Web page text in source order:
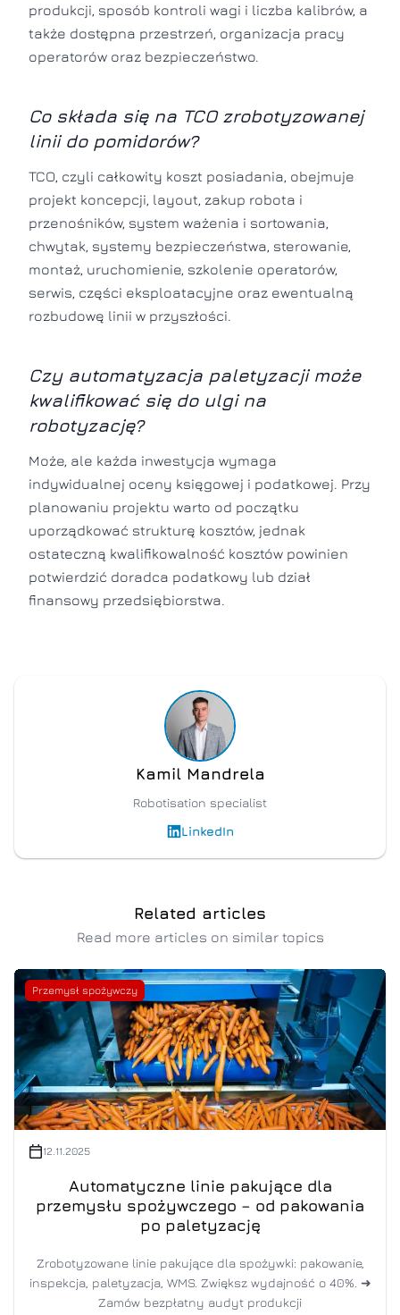
produkcji, sposób kontroli wagi i liczba kalibrów, a
także dostępna przestrzeń, organizacja pracy
operatorów oraz bezpieczeństwo.
Co składa się na TCO zrobotyzowanej
linii do pomidorów?
TCO, czyli całkowity koszt posiadania, obejmuje
projekt koncepcji, layout, zakup robota i
przenośników, system ważenia i sortowania,
chwytak, systemy bezpieczeństwa, sterowanie,
montaż, uruchomienie, szkolenie operatorów,
serwis, części eksploatacyjne oraz ewentualną
rozbudowę linii w przyszłości.
Czy automatyzacja paletyzacji może
kwalifikować się do ulgi na
robotyzację?
Może, ale każda inwestycja wymaga
indywidualnej oceny księgowej i podatkowej. Przy
planowaniu projektu warto od początku
uporządkować strukturę kosztów, jednak
ostateczną kwalifikowalność kosztów powinien
potwierdzić doradca podatkowy lub dział
finansowy przedsiębiorstwa.
Kamil Mandrela
Robotisation specialist
LinkedIn
Related articles
Read more articles on similar topics
Przemysł spożywczy
12.11.2025
Automatyczne linie pakujące dla
przemysłu spożywczego – od pakowania
po paletyzację
Zrobotyzowane linie pakujące dla spożywki: pakowanie,
inspekcja, paletyzacja, WMS. Zwiększ wydajność o 40%. ➜
Zamów bezpłatny audyt produkcji